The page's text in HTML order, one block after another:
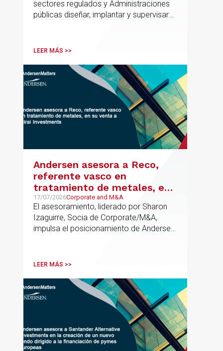
sectores regulados y Administraciones
públicas diseñar, implantar y supervisar
cumplimiento normativo desde el origen.
metodología propia de gestión de
riesgos de IA y se alinea con la
estrategia española de IA soberana
articulada en torno a ALIA.
LEER MÁS >>
Andersen asesora a Reco,
referente vasco en
tratamiento de metales, en
su venta a Mirai Investments
17/07/2026Corporate and M&A
El asesoramiento, liderado por Sharon
Izaguirre, Socia de Corporate/M&A,
impulsa el posicionamiento de Andersen
procesos estratégicos de M&A
LEER MÁS >>